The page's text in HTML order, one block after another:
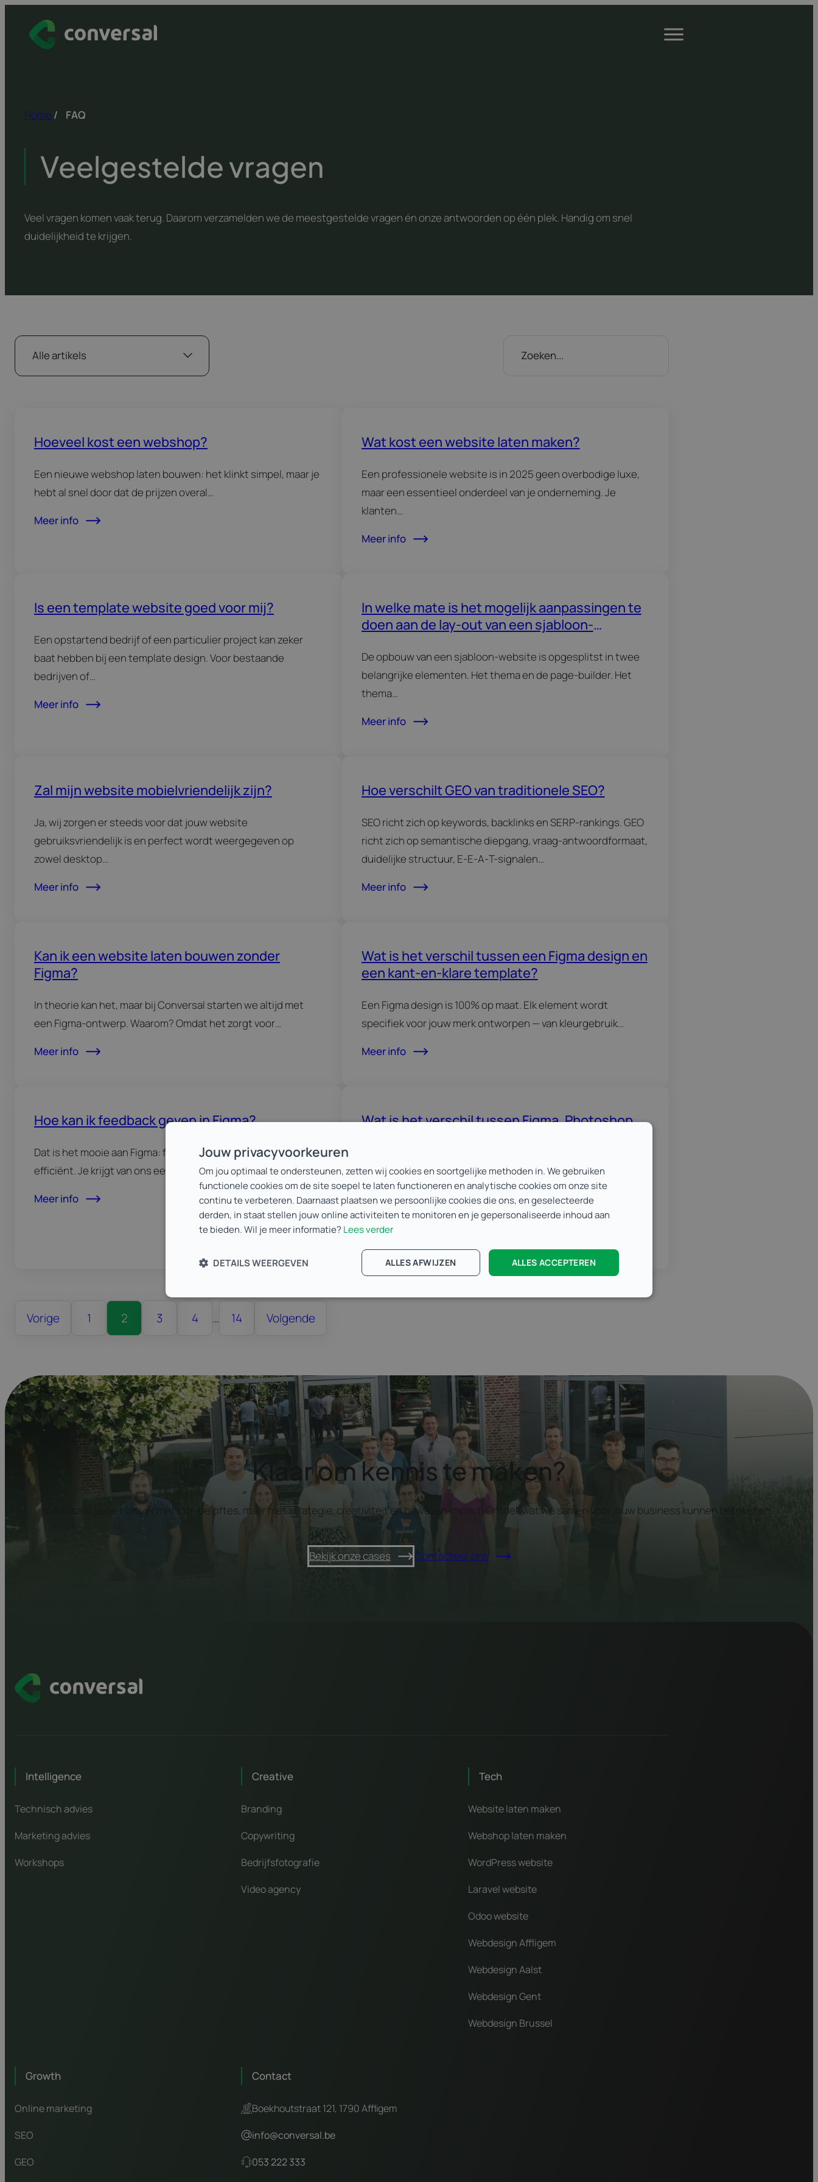
Open
Home / FAQ
Veelgestelde vragen
Veel vragen komen vaak terug. Daarom verzamelden we de meestgestelde vragen én onze antwoorden op één plek. Handig om snel
duidelijkheid te krijgen.
Hoeveel kost een webshop?
Een nieuwe webshop laten bouwen: het klinkt simpel, maar je
hebt al snel door dat de prijzen overal…
Meer info
Wat kost een website laten maken?
Een professionele website is in 2025 geen overbodige luxe,
maar een essentieel onderdeel van je onderneming. Je
klanten…
Meer info
Is een template website goed voor mij?
Een opstartend bedrijf of een particulier project kan zeker
baat hebben bij een template design. Voor bestaande
bedrijven of…
Meer info
In welke mate is het mogelijk aanpassingen te
doen aan de lay-out van een sjabloon-
De opbouw van een sjabloon-website is opgesplitst in twee
belangrijke elementen. Het thema en de page-builder. Het
thema…
Meer info
Zal mijn website mobielvriendelijk zijn?
Ja, wij zorgen er steeds voor dat jouw website
gebruiksvriendelijk is en perfect wordt weergegeven op
zowel desktop…
Meer info
Hoe verschilt GEO van traditionele SEO?
SEO richt zich op keywords, backlinks en SERP‑rankings. GEO
richt zich op semantische diepgang, vraag‑antwoordformaat,
duidelijke structuur, E‑E‑A‑T-signalen…
Meer info
Kan ik een website laten bouwen zonder
Figma?
In theorie kan het, maar bij Conversal starten we altijd met
een Figma-ontwerp. Waarom? Omdat het zorgt voor…
Meer info
Wat is het verschil tussen een Figma design en
een kant-en-klare template?
Een Figma design is 100% op maat. Elk element wordt
specifiek voor jouw merk ontworpen — van kleurgebruik…
Meer info
Hoe kan ik feedback geven in Figma?
Dat is het mooie aan Figma: feedback geven is simpel en
efficiënt. Je krijgt van ons een link…
Meer info
Wat is het verschil tussen Figma, Photoshop
Photoshop is ideaal voor fotobewerking, maar minder
geschikt voor het structureren van digitale schermen of
interactieve flows. Templates…
Meer info
Vorige 1 2 3 4 … 14 Volgende
Klaar om kennis te maken?
We blazen je niet omver met loze beloftes, maar met strategie, creativiteit en bewezen impact. Ontdek wat we samen voor jouw business kunnen betekenen.
Bekijk onze cases Contacteer ons
Intelligence
Technisch advies
Marketing advies
Workshops
Creative
Branding
Copywriting
Bedrijfsfotografie
Video agency
Tech
Website laten maken
Webshop laten maken
WordPress website
Laravel website
Odoo website
Webdesign Affligem
Webdesign Aalst
Webdesign Gent
Webdesign Brussel
Growth
Online marketing
SEO
GEO
Contact
Boekhoutstraat 121, 1790 Affligem
info@conversal.be
053 222 333
Jouw privacyvoorkeuren
Om jou optimaal te ondersteunen, zetten wij cookies en soortgelijke methoden in. We gebruiken
functionele cookies om de site soepel te laten functioneren en analytische cookies om onze site
continu te verbeteren. Daarnaast plaatsen we persoonlijke cookies die ons, en geselecteerde
derden, in staat stellen jouw online activiteiten te monitoren en je gepersonaliseerde inhoud aan
te bieden. Wil je meer informatie? Lees verder
ALLES ACCEPTEREN
ALLES AFWIJZEN
DETAILS WEERGEVEN